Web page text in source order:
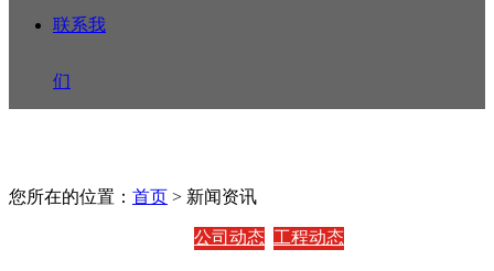
联系我
们
您所在的位置： 首页 > 新闻资讯
公司动态 工程动态